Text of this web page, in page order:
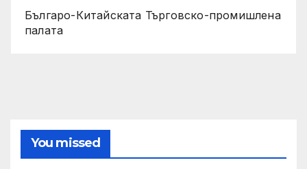
Българо-Китайската Търговско-промишлена
палата
You missed